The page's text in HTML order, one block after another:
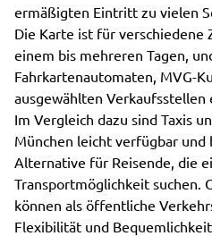
ermäßigten Eintritt zu vielen
Die Karte ist für verschiedene
einem bis mehreren Tagen,
Fahrkartenautomaten, MVG-
ausgewählten Verkaufsstellen
Im Vergleich dazu sind Taxis
München leicht verfügbar
Alternative für Reisende, die
Transportmöglichkeit suchen.
können als öffentliche
Flexibilität und